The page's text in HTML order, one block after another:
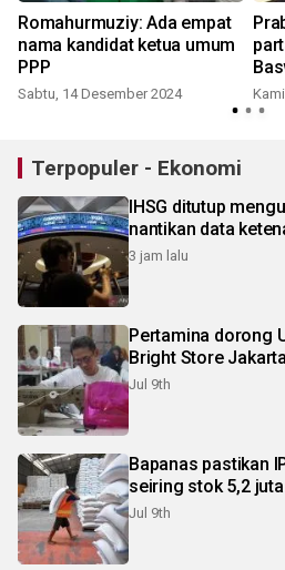
Romahurmuziy: Ada empat
nama kandidat ketua umum
PPP
Sabtu, 14 Desember 2024
Terpopuler - Ekonomi
IHSG ditutup
nantikan data
3 jam lalu
Pertamina dorong
Bright Store
Jul 9th
Bapanas pastikan
seiring stok 5,2
Jul 9th